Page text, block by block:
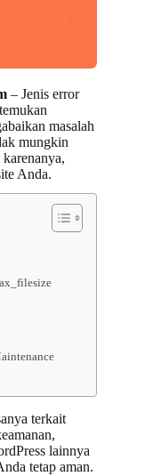
– Jenis error
masalah
mungkin
Anda.
terkait
lainnya
tetap aman.